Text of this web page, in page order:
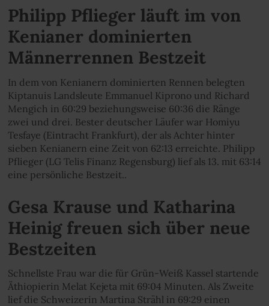
Philipp Pflieger läuft im von
Kenianer dominierten
Männerrennen Bestzeit
In dem von Kenianern dominierten Rennen belegten
Kiptanuis Landsleute Emmanuel Kiprono und Richard
Mengich in 60:29 beziehungsweise 60:36 die Ränge
zwei und drei. Bester deutscher Läufer war Homiyu
Tesfaye (Eintracht Frankfurt), der als Achter hinter
sieben Kenianern eine Zeit von 62:13 erreichte. Philipp
Pflieger (LG Telis Finanz Regensburg) lief als 13. mit 63:14
eine persönliche Bestzeit..
Gesa Krause und Katharina
Heinig freuen sich über neue
Bestzeiten
Schnellste Frau war die für Grün-Weiß Kassel startende
Äthiopierin Melat Kejeta mit 69:04 Minuten. Als Zweite
lief die Schweizerin Martina Strähl in 69:29 einen